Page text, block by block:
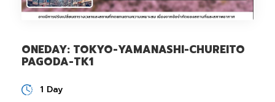
ONEDAY: TOKYO-YAMANASHI-CHUREITO
PAGODA-TK1
1 Day